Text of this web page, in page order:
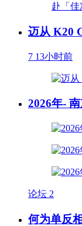
迈从 K20
7 13小时前
2026年-
论坛 2
何为单反